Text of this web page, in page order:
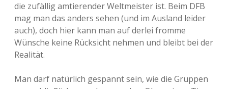
die zufällig amtierender Weltmeister ist. Beim DFB
mag man das anders sehen (und im Ausland leider
auch), doch hier kann man auf derlei fromme
Wünsche keine Rücksicht nehmen und bleibt bei der
Realität.
Man darf natürlich gespannt sein, wie die Gruppen